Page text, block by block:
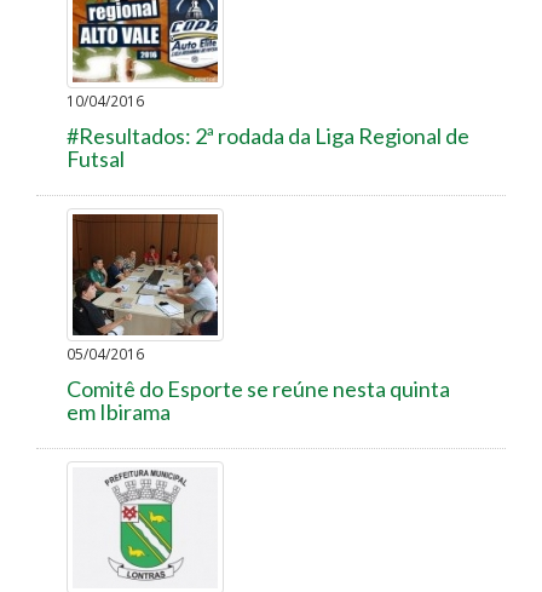
10/04/2016
#Resultados: 2ª rodada da Liga Regional de
Futsal
05/04/2016
Comitê do Esporte se reúne nesta quinta
em Ibirama